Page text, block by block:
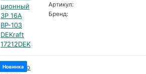
Артикул:
Бренд:
Новинка